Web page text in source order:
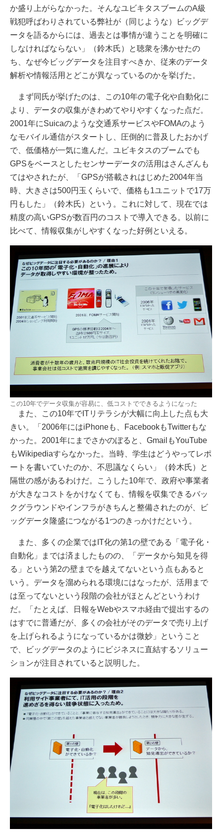
か盛り上がらなかった。そんなユビキタスブームのA級
戦犯呼ばわりされている弊社が（同じような）ビッグデ
ータを語るからには、過去とは事情が違うことを明確に
しなければならない」（鈴木氏）と聴衆を沸かせたの
ち、なぜ今ビッグデータを注目すべきか、従来のデータ
解析や情報活用とどこが異なっているのかを挙げた。
まず同氏が挙げたのは、この10年の電子化や自動化に
より、データの収集がきわめてやりやすくなった点だ。
2001年にSuicaのような交通系サービスやFOMAのよう
なモバイル通信がスタートし、圧倒的に普及したおかげ
で、低価格が一気に進んだ。ユビキタスのブームでも
GPSをベースとしたセンサーデータの活用はさんざんも
てはやされたが、「GPSが搭載されはじめた2004年当
時、大きさは500円玉くらいで、価格も1ユニットで17万
円もした」（鈴木氏）という。これに対して、現在では
精度の高いGPSが数百円のコストで導入できる。以前に
比べて、情報収集がしやすくなった好例といえる。
この10年でデータ収集が容易に、低コストでできるようになった
また、この10年でITリテラシが大幅に向上した点も大
きい。「2006年にはiPhoneも、FacebookもTwitterもな
かった。2001年にまでさかのぼると、GmailもYouTube
もWikipediaすらなかった。当時、学生はどうやってレポ
ートを書いていたのか、不思議なくらい」（鈴木氏）と
隔世の感があるわけだ。こうした10年で、政府や事業者
が大きなコストをかけなくても、情報を収集できるバッ
クグラウンドやインフラがきちんと整備されたのが、ビ
ッグデータ隆盛につながる1つのきっかけだという。
また、多くの企業ではIT化の第1の壁である「電子化・
自動化」までは済ましたものの、「データから知見を得
る」という第2の壁までを越えてないという点もあると
いう。データを溜められる環境にはなったが、活用まで
は至ってないという段階の会社がほとんどというわけ
だ。「たとえば、日報をWebやスマホ経由で提出するの
はすでに普通だが、多くの会社がそのデータで売り上げ
を上げられるようになっているかは微妙」ということ
で、ビッグデータのようにビジネスに直結するソリュー
ションが注目されていると説明した。